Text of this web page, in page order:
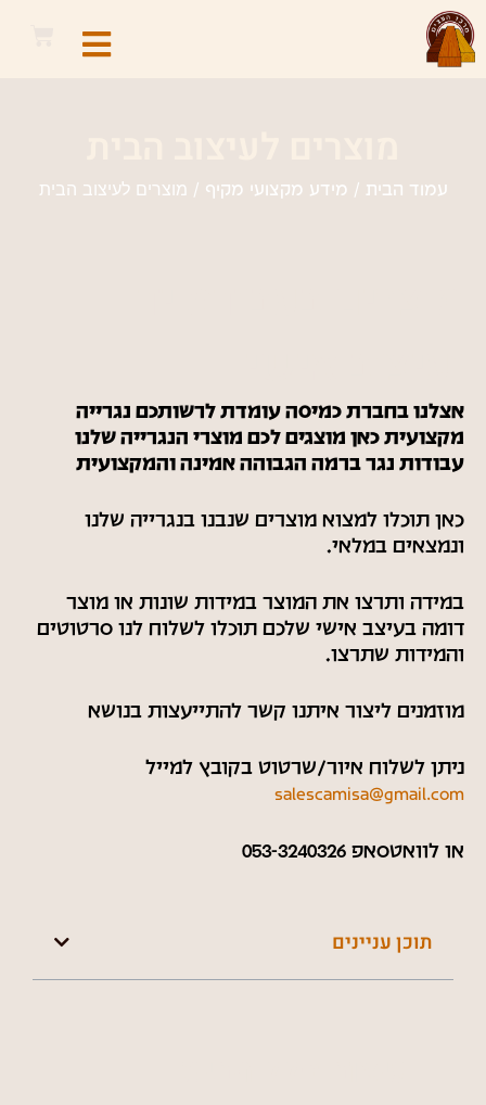
עמוד הבית / מידע מקצועי מקיף / מוצרים לעיצוב הבית
אצלנו בחברת כמיסה עומדת לרשותכם נגרייה
מקצועית כאן מוצגים לכם מוצרי הנגרייה שלנו
עבודות נגר ברמה הגבוהה אמינה והמקצועית
כאן תוכלו למצוא מוצרים שנבנו בנגרייה שלנו
ונמצאים במלאי.
במידה ותרצו את המוצר במידות שונות או מוצר
דומה בעיצב אישי שלכם תוכלו לשלוח לנו סרטוטים
והמידות שתרצו.
מוזמנים ליצור איתנו קשר להתייעצות בנושא
ניתן לשלוח איור/שרטוט בקובץ למייל
salescamisa@gmail.com
או לוואטסאפ 053-3240326
תוכן עניינים